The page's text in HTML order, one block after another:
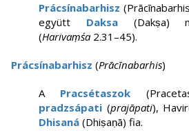
Prácsínabarhisz
együtt Daksa(Dakṣa)
(Harivaṃśa 2.31–45).
Prácsínabarhisz (Prācīnabarhis)
A Pracsétaszok
pradzsápati (prajāpati),
Dhisaná (Dhiṣaṇā) fia.